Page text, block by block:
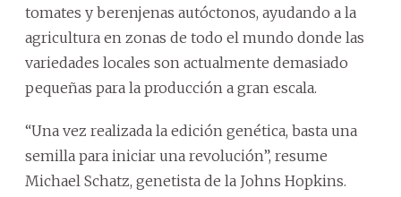
tomates y berenjenas autóctonos, ayudando a la
agricultura en zonas de todo el mundo donde las
variedades locales son actualmente demasiado
pequeñas para la producción a gran escala.
“Una vez realizada la edición genética, basta una
semilla para iniciar una revolución”, resume
Michael Schatz, genetista de la Johns Hopkins.